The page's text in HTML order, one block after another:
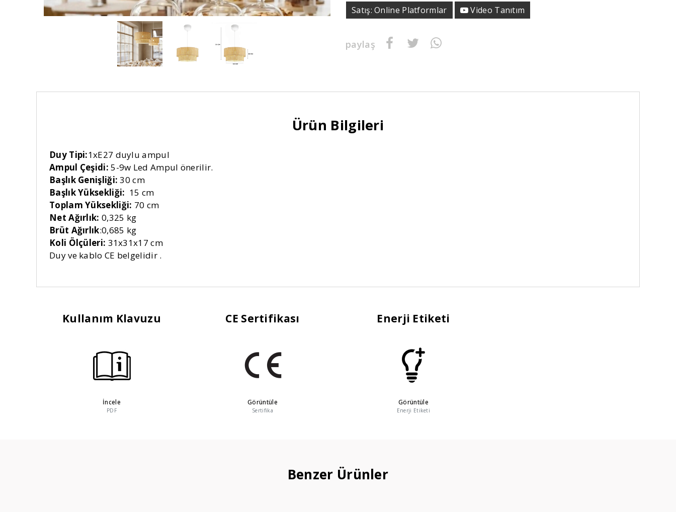
Satış: Online Platformlar Video Tanıtım
paylaş
Ürün Bilgileri
Duy Tipi:1xE27 duylu ampul
Ampul Çeşidi:5-9w Led Ampul önerilir.
Başlık Genişliği: 30 cm
Başlık Yüksekliği: 15 cm
Toplam Yüksekliği: 70 cm
Net Ağırlık: 0,325 kg
Brüt Ağırlık:0,685 kg
Koli Ölçüleri: 31x31x17 cm
Duy ve kablo CE belgelidir .
Kullanım Klavuzu
İncele
PDF
CE Sertifikası
Görüntüle
Sertifika
Enerji Etiketi
Görüntüle
Enerji Etiketi
Benzer Ürünler